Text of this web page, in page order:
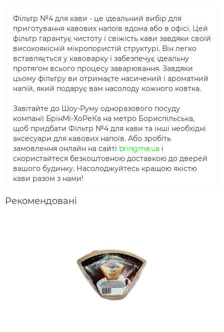
Фільтр №4 для кави - це ідеальний вибір для
приготування кавових напоїв вдома або в офісі. Цей
фільтр гарантує чистоту і свіжість кави завдяки своїй
високоякісній мікропористій структурі. Він легко
вставляється у кавоварку і забезпечує ідеальну
протягом всього процесу заварювання. Завдяки
цьому фільтру ви отримаєте насичений і ароматний
напій, який подарує вам насолоду кожного ковтка.
Завітайте до Шоу-Руму одноразового посуду
компанії БрінМі-ХоРеКа на метро Бориспільська,
щоб придбати Фільтр №4 для кави та інші необхідні
аксесуари для кавових напоїв. Або зробіть
замовлення онлайн на сайті bringme.ua і
скористайтеся безкоштовною доставкою до дверей
вашого будинку. Насолоджуйтесь кращою якістю
кави разом з нами!
Рекомендовані